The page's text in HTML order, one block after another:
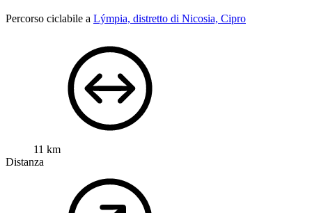
Percorso ciclabile a Lýmpia, distretto di Nicosia, Cipro
11 km
Distanza